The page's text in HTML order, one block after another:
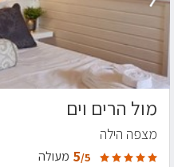
מול הרים וים
מצפה הילה
5/5 מעולה